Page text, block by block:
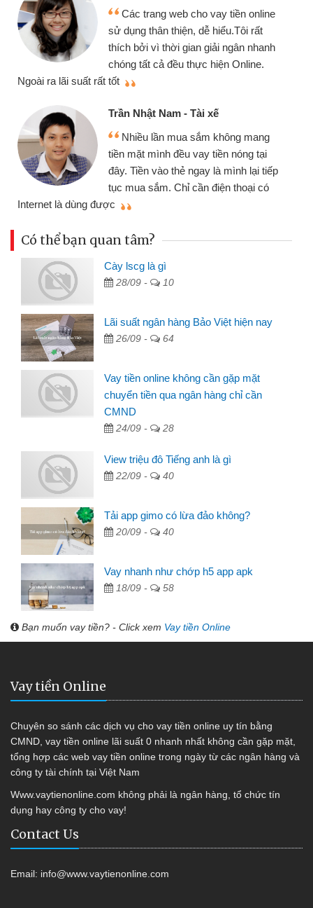
vay tiền online
hiểu.Tôi rất
ngân nhanh
hiện Online.
không mang
tiền nóng tại
là mình lại tiếp
điện thoại có
Mình cần tiền gấp nên
chiếc xe wave nhưng
gói vay tiền bằng CMND
cần gặp mặt nên rất tiện
thiệu cho bạn bè biết
Cấn Văn Lực - Tạp hóa
nhiều lúc cần vốn nhập
đến website qua bạn bè
đã giải quyết được công
Có thể bạn quan tâm?
Cày lscg là gì
28/09 - 10
Lãi suất ngân hàng Bảo Việt hiện nay
26/09 - 64
Vay tiền online không cần gặp mặt
chuyển tiền qua ngân hàng chỉ cần
CMND
24/09 - 28
View triệu đô Tiếng anh là gì
22/09 - 40
Tải app gimo có lừa đảo không?
20/09 - 40
Vay nhanh như chớp h5 app apk
18/09 - 58
Bạn muốn vay tiền? - Click xem Vay tiền Online
Vay tiền Online
Chuyên so sánh các dịch vụ cho vay tiền online uy tín bằng
CMND, vay tiền online lãi suất 0 nhanh nhất không cần gặp mặt,
tổng hợp các web vay tiền online trong ngày từ các ngân hàng và
công ty tài chính tại Việt Nam
Www.vaytienonline.com không phải là ngân hàng, tổ chức tín
dụng hay công ty cho vay!
Contact Us
Email: info@www.vaytienonline.com